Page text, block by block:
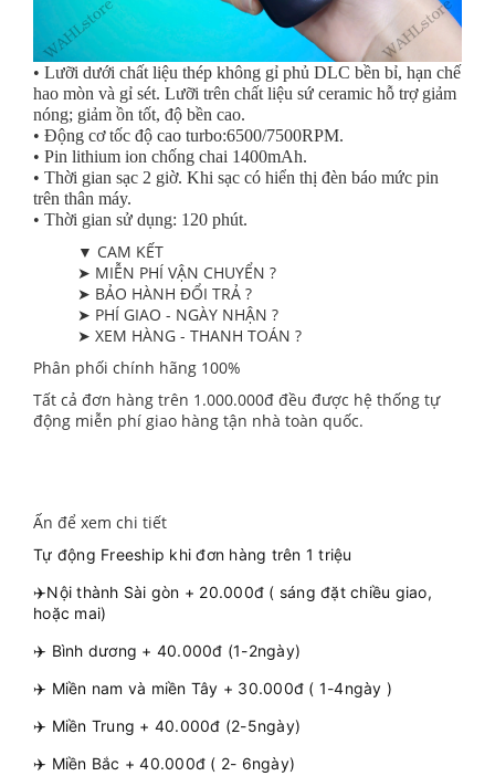
• Lưỡi dưới chất liệu thép không gỉ phủ DLC bền bỉ, hạn chế
hao mòn và gỉ sét. Lưỡi trên chất liệu sứ ceramic hỗ trợ giảm
nóng; giảm ồn tốt, độ bền cao.
• Động cơ tốc độ cao turbo:6500/7500RPM.
• Pin lithium ion chống chai 1400mAh.
• Thời gian sạc 2 giờ. Khi sạc có hiển thị đèn báo mức pin
trên thân máy.
• Thời gian sử dụng: 120 phút.
▼ CAM KẾT
➤ MIỄN PHÍ VẬN CHUYỂN ?
➤ BẢO HÀNH ĐỔI TRẢ ?
➤ PHÍ GIAO - NGÀY NHẬN ?
➤ XEM HÀNG - THANH TOÁN ?
Phân phối chính hãng 100%
Tất cả đơn hàng trên 1.000.000đ đều được hệ thống tự
động miễn phí giao hàng tận nhà toàn quốc.
Ấn để xem chi tiết
Tự động Freeship khi đơn hàng trên 1 triệu
✈️Nội thành Sài gòn + 20.000đ ( sáng đặt chiều giao,
hoặc mai)
✈️ Bình dương + 40.000đ (1-2ngày)
✈️ Miền nam và miền Tây + 30.000đ ( 1-4ngày )
✈️ Miền Trung + 40.000đ (2-5ngày)
✈️ Miền Bắc + 40.000đ ( 2- 6ngày)